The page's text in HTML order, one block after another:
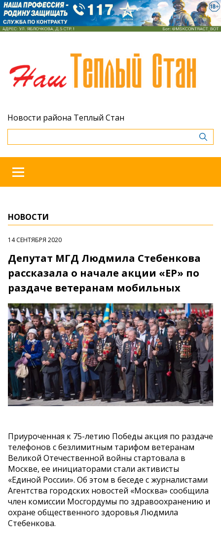
Новости района Теплый Стан
НОВОСТИ
14 СЕНТЯБРЯ 2020
Депутат МГД Людмила Стебенкова
рассказала о начале акции «ЕР» по
раздаче ветеранам мобильных
Приуроченная к 75-летию Победы акция по раздаче
телефонов с безлимитным тарифом ветеранам
Великой Отечественной войны стартовала в
Москве, ее инициаторами стали активисты
«Единой России». Об этом в беседе с журналистами
Агентства городских новостей «Москва» сообщила
член комиссии Мосгордумы по здравоохранению и
охране общественного здоровья Людмила
Стебенкова.